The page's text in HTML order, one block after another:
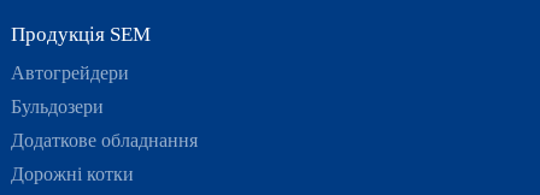
Продукція SEM
Автогрейдери
Бульдозери
Додаткове обладнання
Дорожні котки